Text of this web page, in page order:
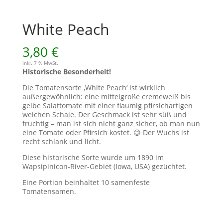
White Peach
3,80 €
inkl. 7 % MwSt.
Historische Besonderheit!
Die Tomatensorte ‚White Peach‘ ist wirklich
außergewöhnlich: eine mittelgroße cremeweiß bis
gelbe Salattomate mit einer flaumig pfirsichartigen
weichen Schale. Der Geschmack ist sehr süß und
fruchtig – man ist sich nicht ganz sicher, ob man nun
eine Tomate oder Pfirsich kostet. 😉 Der Wuchs ist
recht schlank und licht.
Diese historische Sorte wurde um 1890 im
Wapsipinicon-River-Gebiet (Iowa, USA) gezüchtet.
Eine Portion beinhaltet 10 samenfeste
Tomatensamen.